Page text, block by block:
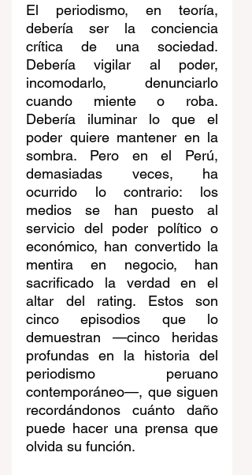
El periodismo, en teoría,
debería ser la conciencia
crítica de una sociedad.
Debería vigilar al poder,
incomodarlo, denunciarlo
cuando miente o roba.
Debería iluminar lo que el
poder quiere mantener en la
sombra. Pero en el Perú,
demasiadas veces, ha
ocurrido lo contrario: los
medios se han puesto al
servicio del poder político o
económico, han convertido la
mentira en negocio, han
sacrificado la verdad en el
altar del rating. Estos son
cinco episodios que lo
demuestran —cinco heridas
profundas en la historia del
periodismo peruano
contemporáneo—, que siguen
recordándonos cuánto daño
puede hacer una prensa que
olvida su función.